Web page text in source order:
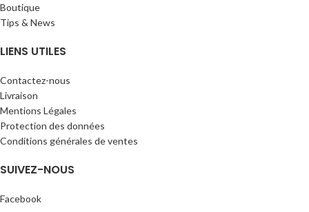
Boutique
Tips & News
LIENS UTILES
Contactez-nous
Livraison
Mentions Légales
Protection des données
Conditions générales de ventes
SUIVEZ-NOUS
Facebook